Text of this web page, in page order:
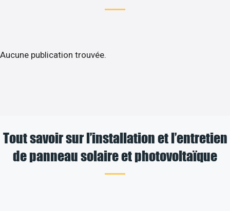
Aucune publication trouvée.
Tout savoir sur l’installation et l’entretien
de panneau solaire et photovoltaïque